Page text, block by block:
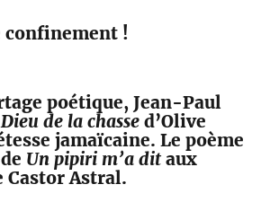
confinement !
poétique, Jean-Paul
Dieu de la chasse d’Olive
jamaïcaine. Le poème
Un pipiri m’a ditaux
Castor Astral.